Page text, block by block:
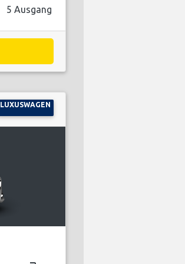
5 Ausgang
LUXUSWAGEN